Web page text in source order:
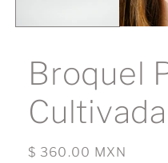
Broquel
Precio
$ 360.00 MXN